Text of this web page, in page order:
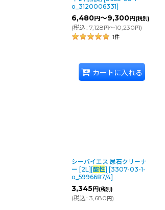
o_3120006331]
6,480円～9,300円 (税別)
(税込: 7,128円～10,230円)
1件
カートに入れる
シーバイエス 尿石クリーナ
ー [2L][酸性] [3307-03-1-
o_5996687/4]
3,345円 (税別)
(税込: 3,680円)